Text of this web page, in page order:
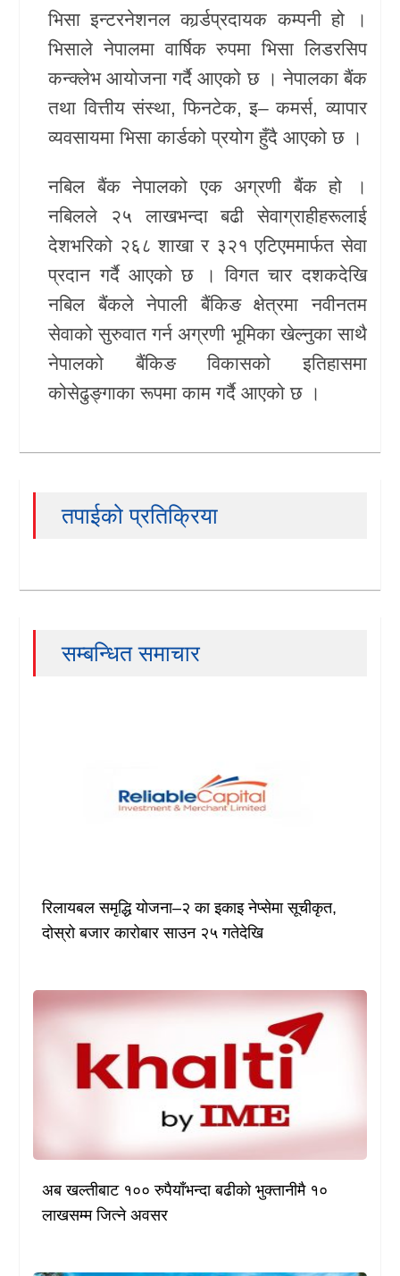
भिसा इन्टरनेशनल कार्र्डप्रदायक कम्पनी हो ।
भिसाले नेपालमा वार्षिक रुपमा भिसा लिडरसिप
कन्क्लेभ आयोजना गर्दै आएको छ । नेपालका बैंक
तथा वित्तीय संस्था, फिनटेक, इ– कमर्स, व्यापार
व्यवसायमा भिसा कार्डको प्रयोग हुँदै आएको छ ।
नबिल बैंक नेपालको एक अग्रणी बैंक हो ।
नबिलले २५ लाखभन्दा बढी सेवाग्राहीहरूलाई
देशभरिको २६८ शाखा र ३२१ एटिएममार्फत सेवा
प्रदान गर्दै आएको छ । विगत चार दशकदेखि
नबिल बैंकले नेपाली बैंकिङ क्षेत्रमा नवीनतम
सेवाको सुरुवात गर्न अग्रणी भूमिका खेल्नुका साथै
नेपालको बैंकिङ विकासको इतिहासमा
कोसेढुङ्गाका रूपमा काम गर्दै आएको छ ।
तपाईको प्रतिक्रिया
सम्बन्धित समाचार
रिलायबल समृद्धि योजना–२ का इकाइ नेप्सेमा सूचीकृत,
दोस्रो बजार कारोबार साउन २५ गतेदेखि
अब खल्तीबाट १०० रुपैयाँभन्दा बढीको भुक्तानीमै १०
लाखसम्म जित्ने अवसर